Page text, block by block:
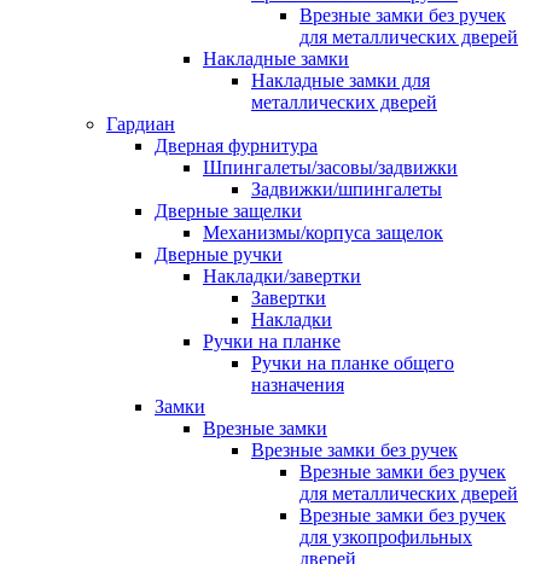
Врезные замки без ручек
для металлических дверей
Накладные замки
Накладные замки для
металлических дверей
Гардиан
Дверная фурнитура
Шпингалеты/засовы/задвижки
Задвижки/шпингалеты
Дверные защелки
Механизмы/корпуса защелок
Дверные ручки
Накладки/завертки
Завертки
Накладки
Ручки на планке
Ручки на планке общего
назначения
Замки
Врезные замки
Врезные замки без ручек
Врезные замки без ручек
для металлических дверей
Врезные замки без ручек
для узкопрофильных
дверей